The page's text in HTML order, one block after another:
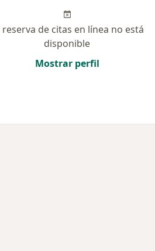
Dirección 6
reserva de citas en línea no está
disponible
Mostrar perfil